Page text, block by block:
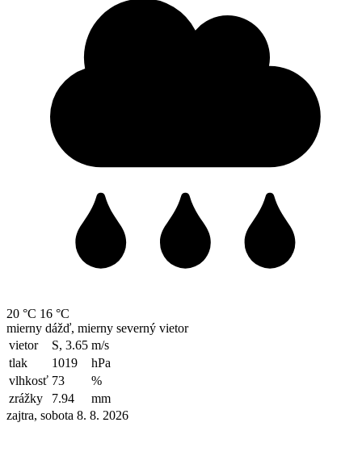
20 °C 16 °C
mierny dážď, mierny severný vietor
vietor
S, 3.65 m/s
tlak
1019
hPa
vlhkosť 73
%
zrážky
7.94
mm
zajtra, sobota 8. 8. 2026